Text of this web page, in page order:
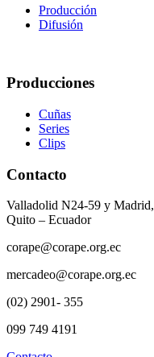
Producción
Difusión
Producciones
Cuñas
Series
Clips
Contacto
Valladolid N24-59 y Madrid,
Quito – Ecuador
corape@corape.org.ec
mercadeo@corape.org.ec
(02) 2901- 355
099 749 4191